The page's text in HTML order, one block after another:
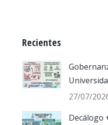
Recientes
27/07/
Decálogo